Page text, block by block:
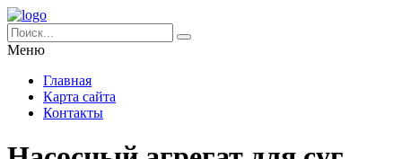
Меню
Главная
Карта сайта
Контакты